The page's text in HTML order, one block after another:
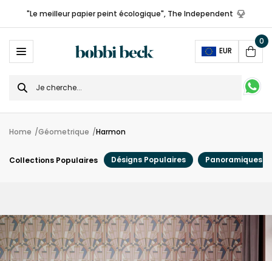
"Le meilleur papier peint écologique", The Independent
EUR
Cart
0
Search
for
Home Géometrique Harmon
Collections Populaires Désigns Populaires Panoramiques